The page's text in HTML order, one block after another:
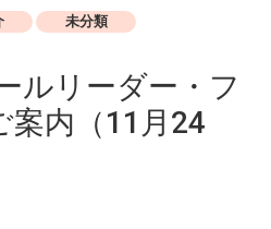
未分類
ルリーダー・フ
案内（11月24